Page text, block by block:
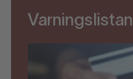
Varningslistan